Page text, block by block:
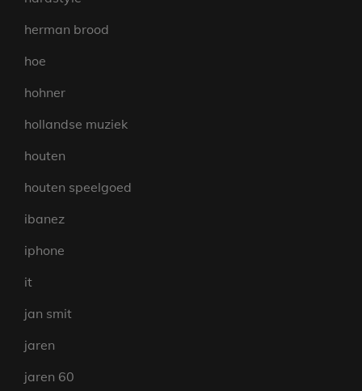
herman brood
hoe
hohner
hollandse muziek
houten
houten speelgoed
ibanez
iphone
it
jan smit
jaren
jaren 60